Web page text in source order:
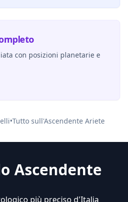
con posizioni planetarie e
•Tutto sull'Ascendente Ariete
Ascendente
più preciso d'Italia